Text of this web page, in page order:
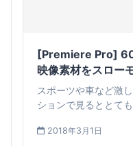
[Premiere Pro]
映像素材をスロー
方法
スポーツや車など激
ションで見るととて
2018年3月1日